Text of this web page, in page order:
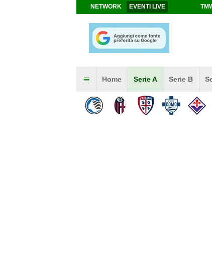
NETWORK EVENTI LIVE
Home Serie A Serie B